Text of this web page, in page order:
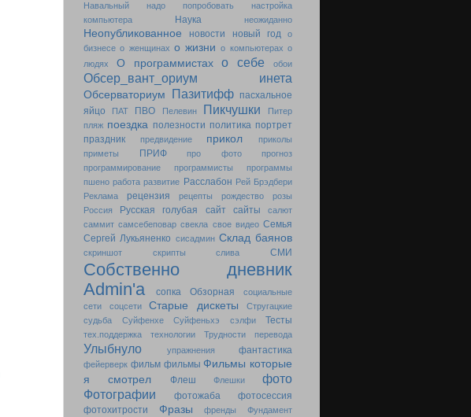
Навальный надо попробовать
настройка
компьютера
Наука неожиданно
Неопубликованное новости новый год
о
бизнесе о женщинах о жизни о компьютерах о
людях
О программистах о себе обои
Обсер_вант_ориум инета
Обсерваториум Пазитифф
пасхальное
яйцо
ПАТ ПВО Пелевин Пикчушки
Питер
пляж поездка полезности политика портрет
праздник
предвидение прикол
приколы
приметы
ПРИФ про фото
прогноз
программирование
программисты
программы
пшено работа развитие Расслабон Рей Брэдбери
Реклама
рецензия рецепты рождество
розы
Россия
Русская голубая сайт сайты
салют
саммит самсебеповар свекла свое видео Семья
Сергей Лукьяненко сисадмин Склад баянов
скриншот скрипты слива СМИ
Собственно дневник
Admin'a
сопка Обзорная
социальные
сети
соцсети Старые дискеты
Стругацкие
судьба
Суйфенхе Суйфеньхэ сэлфи Тесты
тех.поддержка технологии Трудности перевода
Улыбнуло упражнения фантастика
фейерверк фильм фильмы Фильмы которые
я смотрел
Флеш Флешки
фото
Фотографии
фотожаба
фотосессия
фотохитрости
Фразы френды Фундамент